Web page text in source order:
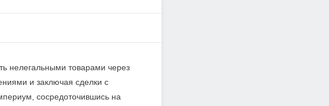
нелегальными товарами через
и заключая сделки с
сосредоточившись на